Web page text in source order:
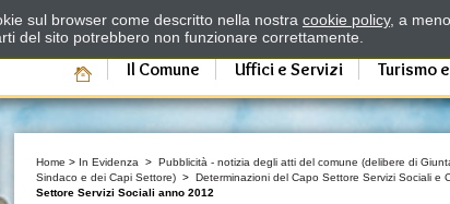
Il Comune Uffici e Servizi Turismo
Home > In Evidenza >Pubblicità - notizia degli atti del comune (delibere di
Sindaco e dei Capi Settore) >Determinazioni del Capo Settore Servizi Sociali e
Settore Servizi Sociali anno 2012
sul browser come descritto nella nostra cookie policy, a
del sito potrebbero non funzionare correttamente.